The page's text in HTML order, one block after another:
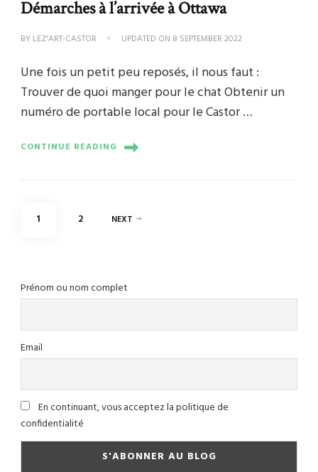
Démarches à l’arrivée à Ottawa
BY LEZ'ART-CASTOR UPDATED ON 8 SEPTEMBER 2022
Une fois un petit peu reposés, il nous faut :
Trouver de quoi manger pour le chat Obtenir un
numéro de portable local pour le Castor …
CONTINUE READING
Posts
PAGE
1 PAGE
2 NEXT
Prénom ou nom complet
Email
En continuant, vous acceptez la politique de
confidentialité